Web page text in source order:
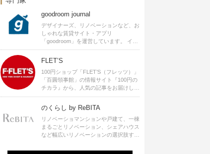
goodroom journal
デザイナーズ、リノベーションなど、お
しゃれな賃貸サイト・アプリ
「goodroom」を運営しています。 イン
テリアや、ひとり暮らし、ふたり暮らし
のアイディアなど、賃貸でも自分らしい
暮らしを楽しむためのヒントをお届けし
ます。
FLET’S
100円ショップ「FLET’S（フレッツ）」
「百圓領事館」の情報サイト『100円の
チカラ』から、人気の記事をお届けしま
す。
のくらし by ReBITA
リノベーショマンションや戸建て、一棟
まるごとリノベーション、シェアハウス
など幅広いリノベーションの選択肢すべ
ジ・シェアスペースなど、「住む」だけ